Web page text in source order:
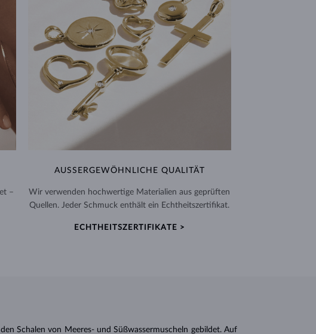
–
AUSSERGEWÖHNLICHE QUALITÄT
Wir verwenden hochwertige Materialien aus geprüften
Quellen. Jeder Schmuck enthält ein Echtheitszertifikat.
ECHTHEITSZERTIFIKATE >
Schalen von Meeres- und Süßwassermuscheln gebildet. Auf